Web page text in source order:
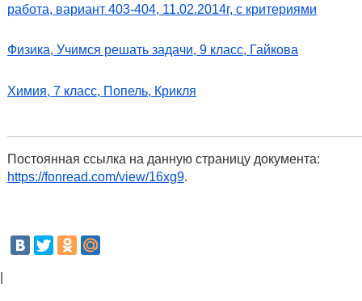
работа, вариант 403-404, 11.02.2014г, с критериями
Физика, Учимся решать задачи, 9 класс, Гайкова
Химия, 7 класс, Попель, Крикля
Постоянная ссылка на данную страницу документа:
https://fonread.com/view/16xg9.